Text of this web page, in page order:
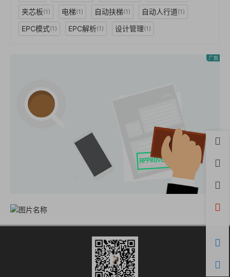
夹芯板(1) 电梯(1) 自动扶梯(1) 自动人行道(1)
EPC模式(1) EPC解析(1) 设计管理(1)